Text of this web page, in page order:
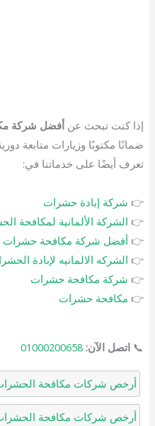
إذا كنت تبحث عن أفضل شركة
ضمانًا مكتوبًا وزيارات متابعة
تعرف أيضًا على خدماتنا في:
👉 شركة إبادة حشرات
👉 الشركة الألمانية لمكافحة
👉 أفضل شركة مكافحة
👉 الشركه الالمانيه لإبادة
👉 شركة مكافحة حشرات
👉 مكافحة حشرات
📞 اتصل الآن: 01000200658
أرخص شركات مكافحة الحشرات
أرخص شركات مكافحة